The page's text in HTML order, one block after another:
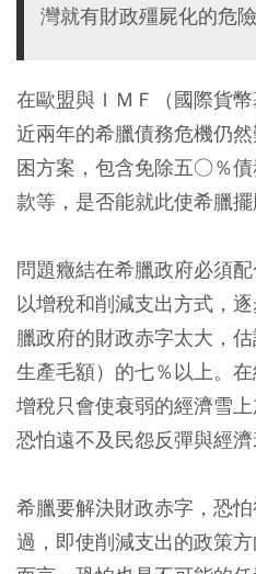
灣就有財政殭屍化的危險
在歐盟與ＩＭＦ（國際貨
近兩年的希臘債務危機仍
困方案，包含免除五○％
款等，是否能就此使希臘擺
問題癥結在希臘政府必須
以增稅和削減支出方式，
臘政府的財政赤字太大，
生產毛額）的七％以上。
增稅只會使衰弱的經濟雪
恐怕遠不及民怨反彈與經濟
希臘要解決財政赤字，恐
過，即使削減支出的政策